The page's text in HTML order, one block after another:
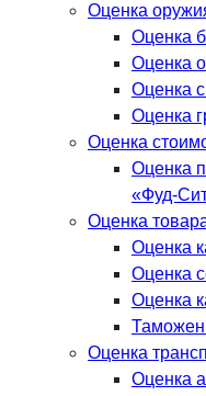
Оценка
Оценка
Оценка
Оценка
Оценка
Оценка
Оценка
«Фуд-
Оценка
Оценка
Оценка
Оценка
Оценка
Оценка